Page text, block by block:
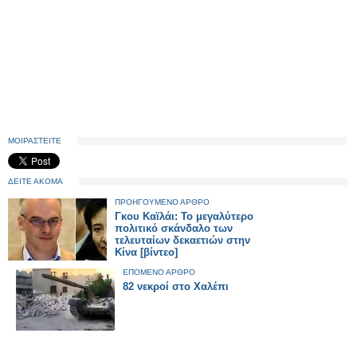
ΜΟΙΡΑΣΤΕΙΤΕ
ΔΕΙΤΕ ΑΚΟΜΑ
ΠΡΟΗΓΟΥΜΕΝΟ ΑΡΘΡΟ
Γκου Καϊλάι: Το μεγαλύτερο
πολιτικό σκάνδαλο των
τελευταίων δεκαετιών στην
Κίνα [βίντεο]
ΕΠΟΜΕΝΟ ΑΡΘΡΟ
82 νεκροί στο Χαλέπι